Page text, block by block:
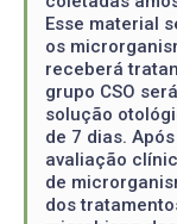
Esse material
os
receberá
grupo CSO
solução
de 7 dias.
avaliação
de
dos